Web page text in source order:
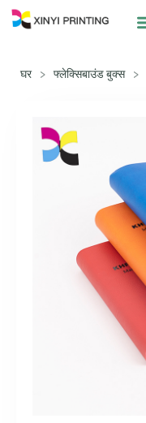
घर > फ्लेक्सिबाउंड बुक्स >